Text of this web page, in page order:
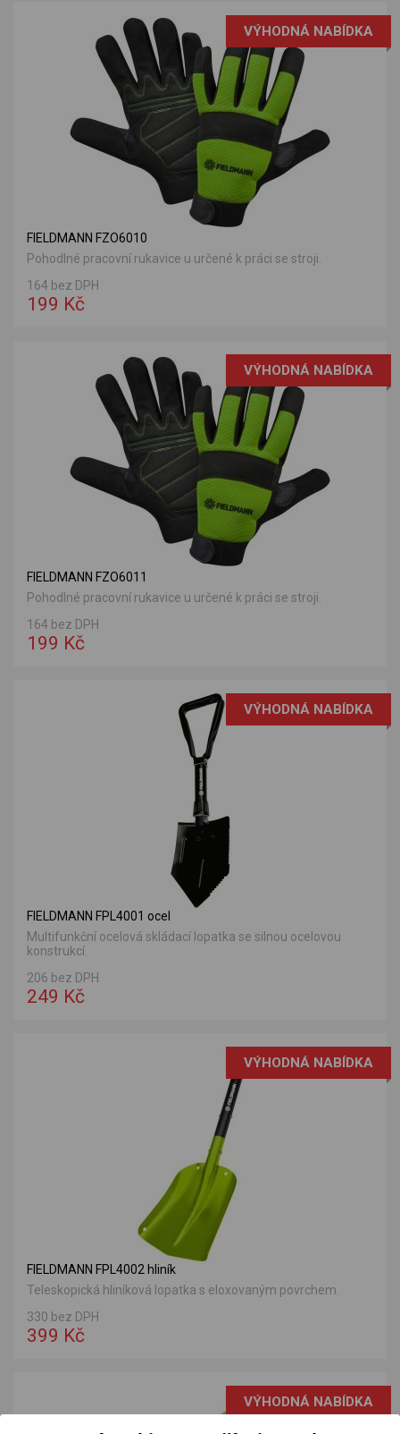
VÝHODNÁ NABÍDKA
FIELDMANN FZO6010
Pohodlné pracovní rukavice u určené k práci se stroji.
164 bez DPH
199 Kč
VÝHODNÁ NABÍDKA
FIELDMANN FZO6011
Pohodlné pracovní rukavice u určené k práci se stroji.
164 bez DPH
199 Kč
VÝHODNÁ NABÍDKA
FIELDMANN FPL4001 ocel
Multifunkční ocelová skládací lopatka se silnou ocelovou
konstrukcí.
206 bez DPH
249 Kč
VÝHODNÁ NABÍDKA
FIELDMANN FPL4002 hliník
Teleskopická hliníková lopatka s eloxovaným povrchem.
330 bez DPH
399 Kč
VÝHODNÁ NABÍDKA